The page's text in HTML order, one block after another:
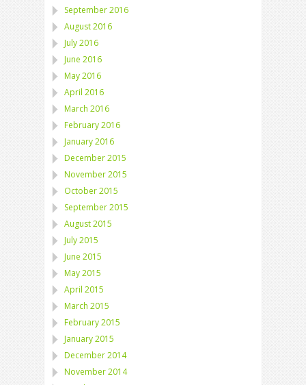
September 2016
August 2016
July 2016
June 2016
May 2016
April 2016
March 2016
February 2016
January 2016
December 2015
November 2015
October 2015
September 2015
August 2015
July 2015
June 2015
May 2015
April 2015
March 2015
February 2015
January 2015
December 2014
November 2014